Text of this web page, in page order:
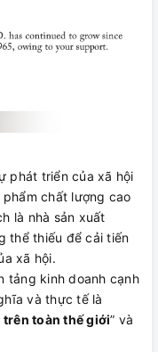
phát triển của xã hội
chất lượng cao
là nhà sản xuất
thể thiếu để cải tiến
xã hội.
tảng kinh doanh cạnh
và thực tế là
trên toàn thế giới” và